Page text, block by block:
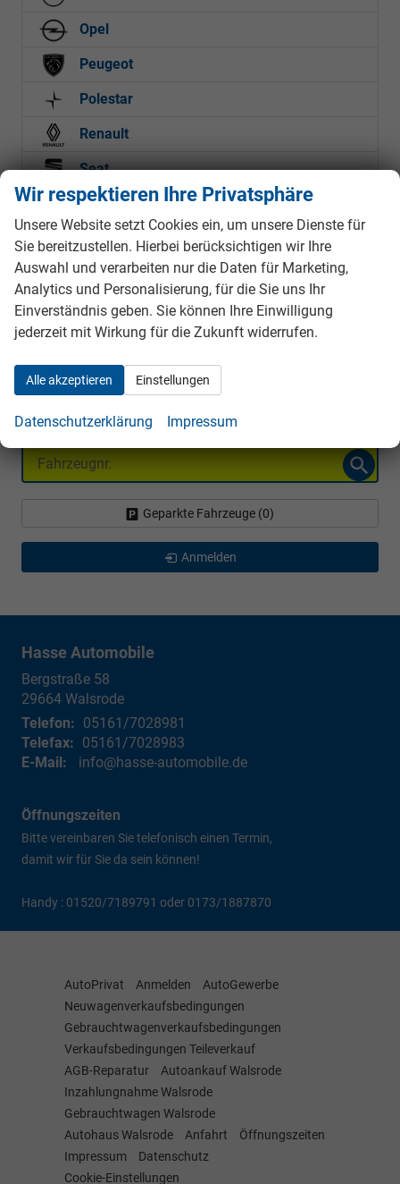
Opel
Peugeot
Polestar
Renault
Seat
Skoda
Suzuki
Tesla
Toyota
Volkswagen
Volvo
Fahrzeugnr.
Geparkte Fahrzeuge (0)
Anmelden
Hasse Automobile
Bergstraße 58
29664 Walsrode
Telefon: 05161/7028981
Telefax: 05161/7028983
E-Mail:
info@hasse-automobile.de
Öffnungszeiten
Bitte vereinbaren Sie telefonisch einen Termin,
damit wir für Sie da sein können!
Handy : 01520/7189791 oder 0173/1887870
AutoPrivat Anmelden
AutoGewerbe
Neuwagenverkaufsbedingungen
Gebrauchtwagenverkaufsbedingungen
Verkaufsbedingungen Teileverkauf
AGB-Reparatur
Autoankauf Walsrode
Inzahlungnahme Walsrode
Gebrauchtwagen Walsrode
Autohaus Walsrode
Anfahrt
Öffnungszeiten
Impressum
Datenschutz
Cookie-Einstellungen
Wir respektieren Ihre Privatsphäre
Unsere Website setzt Cookies ein, um unsere Dienste für
Sie bereitzustellen. Hierbei berücksichtigen wir Ihre
Auswahl und verarbeiten nur die Daten für Marketing,
Analytics und Personalisierung, für die Sie uns Ihr
Einverständnis geben. Sie können Ihre Einwilligung
jederzeit mit Wirkung für die Zukunft widerrufen.
Alle akzeptieren Einstellungen
Datenschutzerklärung Impressum